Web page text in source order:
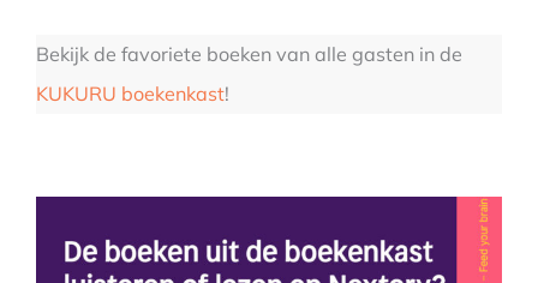
Bekijk de favoriete boeken van alle gasten in de
KUKURU boekenkast!